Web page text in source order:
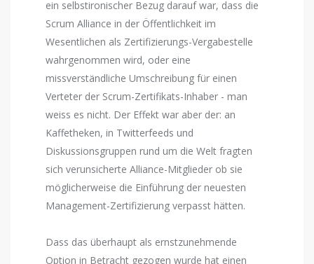
ein selbstironischer Bezug darauf war, dass die
Scrum Alliance in der Öffentlichkeit im
Wesentlichen als Zertifizierungs-Vergabestelle
wahrgenommen wird, oder eine
missverständliche Umschreibung für einen
Verteter der Scrum-Zertifikats-Inhaber - man
weiss es nicht. Der Effekt war aber der: an
Kaffetheken, in Twitterfeeds und
Diskussionsgruppen rund um die Welt fragten
sich verunsicherte Alliance-Mitglieder ob sie
möglicherweise die Einführung der neuesten
Management-Zertifizierung verpasst hätten.
Dass das überhaupt als ernstzunehmende
Option in Betracht gezogen wurde hat einen